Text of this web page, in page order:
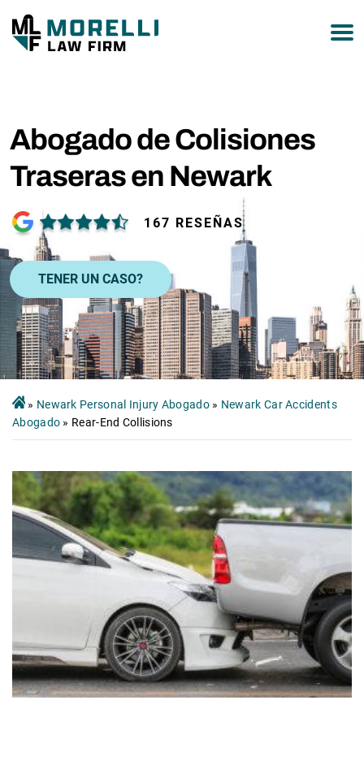
Abogado de Colisiones
Traseras en Newark
167 RESEÑAS
TENER UN CASO?
» Newark Personal Injury Abogado» Newark Car Accidents
Abogado » Rear-End Collisions